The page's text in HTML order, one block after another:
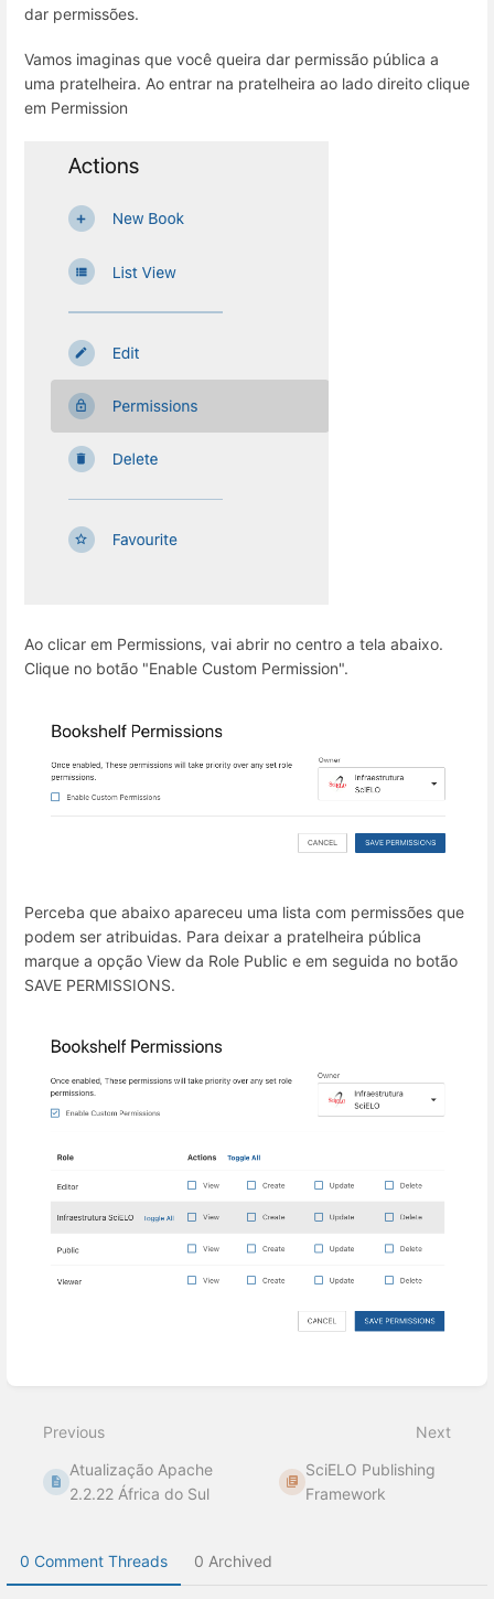
dar permissões.
Vamos imaginas que você queira dar permissão pública a
uma pratelheira. Ao entrar na pratelheira ao lado direito clique
em Permission
Ao clicar em Permissions, vai abrir no centro a tela abaixo.
Clique no botão "Enable Custom Permission".
Perceba que abaixo apareceu uma lista com permissões que
podem ser atribuidas. Para deixar a pratelheira pública
marque a opção View da Role Public e em seguida no botão
SAVE PERMISSIONS.
mode
Previous
Atualização Apache
2.2.22 África do Sul
Next
SciELO Publishing
Framework
0 Comment Threads 0 Archived